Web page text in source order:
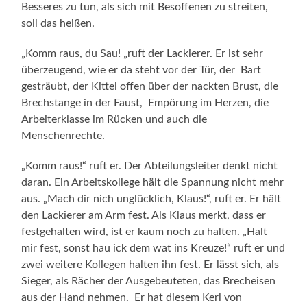
Besseres zu tun, als sich mit Besoffenen zu streiten,
soll das heißen.
„Komm raus, du Sau! „ruft der Lackierer. Er ist sehr
überzeugend, wie er da steht vor der Tür, der Bart
gesträubt, der Kittel offen über der nackten Brust, die
Brechstange in der Faust, Empörung im Herzen, die
Arbeiterklasse im Rücken und auch die
Menschenrechte.
„Komm raus!“ ruft er. Der Abteilungsleiter denkt nicht
daran. Ein Arbeitskollege hält die Spannung nicht mehr
aus. „Mach dir nich unglücklich, Klaus!“, ruft er. Er hält
den Lackierer am Arm fest. Als Klaus merkt, dass er
festgehalten wird, ist er kaum noch zu halten. „Halt
mir fest, sonst hau ick dem wat ins Kreuze!“ ruft er und
zwei weitere Kollegen halten ihn fest. Er lässt sich, als
Sieger, als Rächer der Ausgebeuteten, das Brecheisen
aus der Hand nehmen. Er hat diesem Kerl von